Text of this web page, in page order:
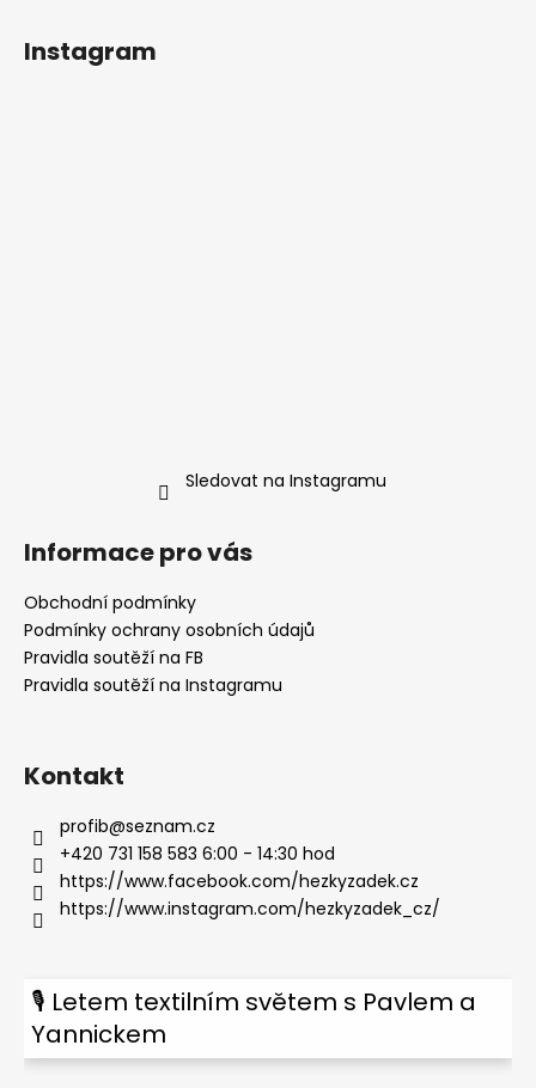
Instagram
Sledovat na Instagramu
Informace pro vás
Obchodní podmínky
Podmínky ochrany osobních údajů
Pravidla soutěží na FB
Pravidla soutěží na Instagramu
Kontakt
profib@seznam.cz
+420 731 158 583 6:00 - 14:30 hod
https://www.facebook.com/hezkyzadek.cz
https://www.instagram.com/hezkyzadek_cz/
🎙 Letem textilním světem s Pavlem a
Yannickem